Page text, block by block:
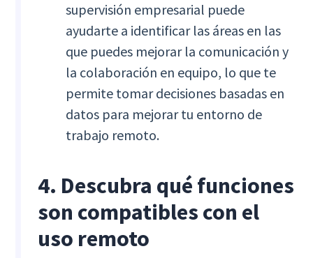
supervisión empresarial puede
ayudarte a identificar las áreas en las
que puedes mejorar la comunicación y
la colaboración en equipo, lo que te
permite tomar decisiones basadas en
datos para mejorar tu entorno de
trabajo remoto.
4. Descubra qué funciones
son compatibles con el
uso remoto